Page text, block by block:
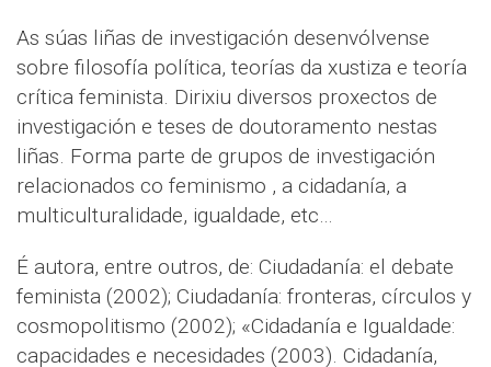
As súas liñas de investigación desenvólvense
sobre filosofía política, teorías da xustiza e teoría
crítica feminista. Dirixiu diversos proxectos de
investigación e teses de doutoramento nestas
liñas. Forma parte de grupos de investigación
relacionados co feminismo , a cidadanía, a
multiculturalidade, igualdade, etc…
É autora, entre outros, de: Ciudadanía: el debate
feminista (2002); Ciudadanía: fronteras, círculos y
cosmopolitismo (2002); «Cidadanía e Igualdade:
capacidades e necesidades (2003). Cidadanía,